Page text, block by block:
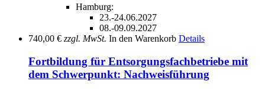
Hamburg:
23.-24.06.2027
08.-09.09.2027
740,00 € zzgl. MwSt. In den Warenkorb Details
Fortbildung für Entsorgungsfachbetriebe mit
dem Schwerpunkt: Nachweisführung